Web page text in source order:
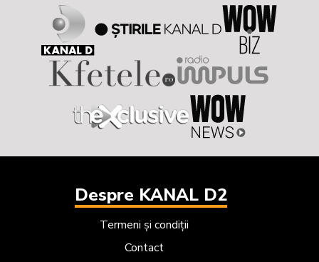
Despre KANAL D2
Termeni și condiții
Contact